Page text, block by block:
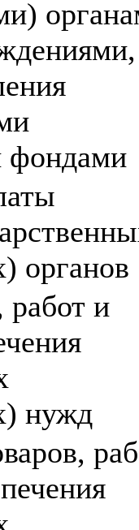
фондами
органов
работ и
нужд